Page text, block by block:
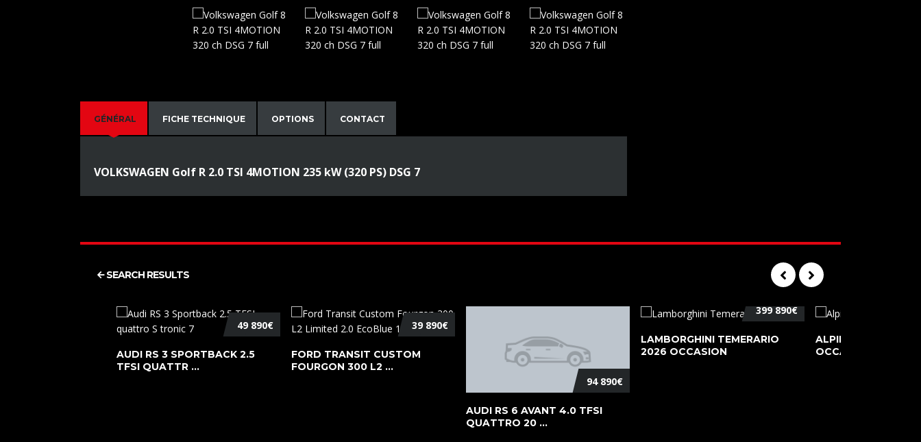
GÉNÉRAL FICHE TECHNIQUE OPTIONS CONTACT
VOLKSWAGEN Golf R 2.0 TSI 4MOTION 235 kW (320 PS) DSG 7
SEARCH RESULTS
49 890€
AUDI RS 3 SPORTBACK 2.5
TFSI QUATTR ...
39 890€
FORD TRANSIT CUSTOM
FOURGON 300 L2 ...
94 890€
AUDI RS 6 AVANT 4.0 TFSI
QUATTRO 20 ...
399 890€
LAMBORGHINI TEMERARIO
2026 OCCASION
ALPINE A110 PURE
OCCASION